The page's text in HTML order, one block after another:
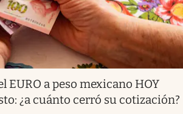
EURO a peso mexicano HOY
¿a cuánto cerró su cotización?